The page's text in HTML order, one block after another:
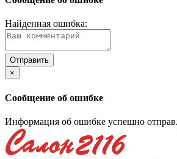
Найденная ошибка:
×
Сообщение об ошибке
Информация об ошибке успешно